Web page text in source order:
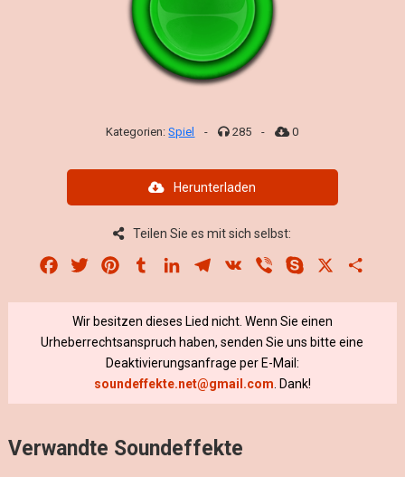
Kategorien:Spiel - 285 - 0
Herunterladen
Teilen Sie es mit sich selbst:
Facebook
Twitter PinterestTumblrLinkedInTelegram
VK Viber Skype
Wir besitzen dieses Lied nicht. Wenn Sie einen
Urheberrechtsanspruch haben, senden Sie uns bitte eine
Deaktivierungsanfrage per E-Mail:
soundeffekte.net@gmail.com . Dank!
Verwandte Soundeffekte